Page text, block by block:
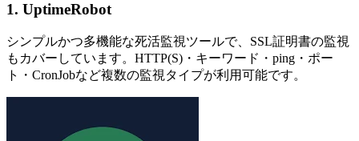
1. UptimeRobot
シンプルかつ多機能な死活監視ツールで、SSL証明書の監視
もカバーしています。HTTP(S)・キーワード・ping・ポー
ト・CronJobなど複数の監視タイプが利用可能です。